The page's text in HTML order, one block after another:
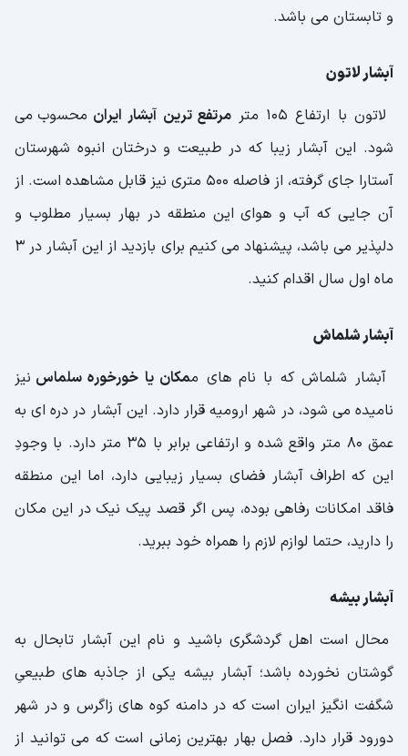
و تابستان می باشد.
آبشار لاتون
لاتون با ارتفاع 105 متر
مرتفع ترین آبشار ایران محسوب می
شود. این آبشار زیبا که در طبیعت و درختان انبوه شهرستان
آستارا جای گرفته، از فاصله 500 متری نیز قابل مشاهده است. از
آن جایی که آب و هوای این منطقه در بهار بسیار مطلوب و
دلپذیر می باشد، پیشنهاد می کنیم برای بازدید از این آبشار در 3
ماه اول سال اقدام کنید.
آبشار شلماش
آبشار شلماش که با نام های ممکان یا خورخوره سلماس نیز
نامیده می شود، در شهر ارومیه قرار دارد. این آبشار در دره ای به
عمق 80 متر واقع شده و ارتفاعی برابر با 35 متر دارد. با وجودِ
این که اطراف آبشار فضای بسیار زیبایی دارد، اما این منطقه
فاقد امکانات رفاهی بوده، پس اگر قصد پیک نیک در این مکان
را دارید، حتما لوازم لازم را همراه خود ببرید.
آبشار بیشه
محال است اهل گردشگری باشید و نام این آبشار تابحال به
گوشتان نخورده باشد؛ آبشار بیشه یکی از جاذبه های طبیعیِ
شگفت انگیز ایران است که در دامنه کوه های زاگرس و در شهر
دورود قرار دارد. فصل بهار بهترین زمانی است که می توانید از